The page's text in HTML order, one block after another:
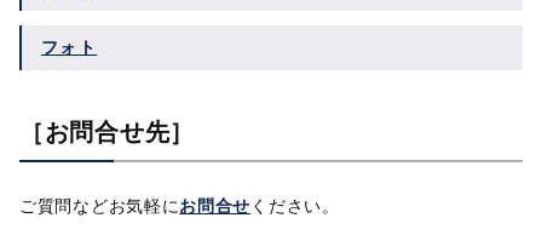
フォト
［お問合せ先］
ご質問などお気軽にお問合せ ください。